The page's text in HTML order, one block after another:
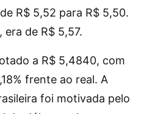
R$ 5,52 para R$ 5,50.
era de R$ 5,57.
a R$ 5,4840, com
frente ao real. A
foi motivada pelo